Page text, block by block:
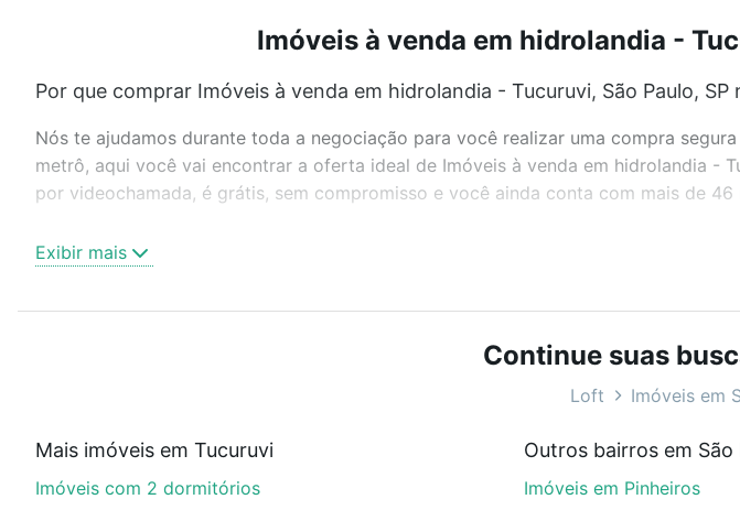
Imóveis à venda em hidrolandia -
Por que comprar Imóveis à venda em hidrolandia - Tucuruvi, São Paulo, SP
Nós te ajudamos durante toda a negociação para você realizar uma compra
metrô, aqui você vai encontrar a oferta ideal de Imóveis à venda em hidrolandia -
por videochamada, é grátis, sem compromisso e você ainda conta com mais de
ou sem vaga de garagem para combinar perfeitamente com o preço, metragem e
Imóveis à venda em hidrolandia - Tucuruvi, São Paulo, SP ideal para você na Loft.
Qual o preço de Imóveis à venda em hidrolandia - Tucuruvi, São Paulo, SP?
Aqui na Loft temos a oferta ideal para você, com Imóveis à venda em hidrolandia
financiamento imobiliário as parcelas podem se adequar ao seu orçamento. Se
portal quanto custa comprar um apartamento e conte com a gente para comprar
Exibir mais
Continue suas
Loft Imóveis em
Mais imóveis em Tucuruvi
Imóveis com 2 dormitórios
Outros bairros em São
Imóveis em Pinheiros